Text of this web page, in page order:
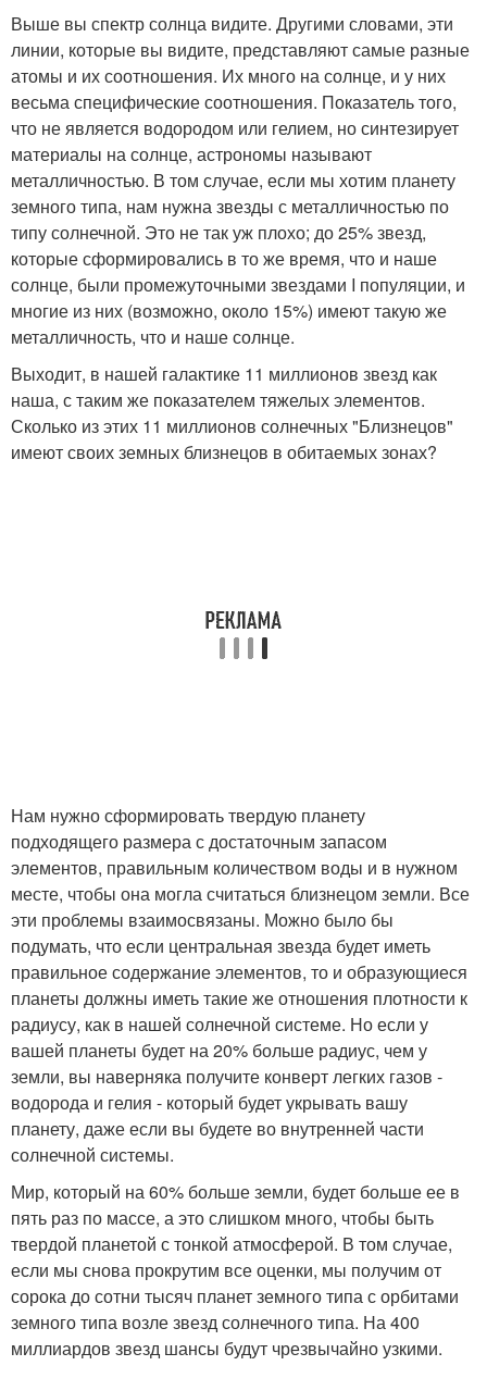
Выше вы спектр солнца видите. Другими словами, эти
линии, которые вы видите, представляют самые разные
атомы и их соотношения. Их много на солнце, и у них
весьма специфические соотношения. Показатель того,
что не является водородом или гелием, но синтезирует
материалы на солнце, астрономы называют
металличностью. В том случае, если мы хотим планету
земного типа, нам нужна звезды с металличностью по
типу солнечной. Это не так уж плохо; до 25% звезд,
которые сформировались в то же время, что и наше
солнце, были промежуточными звездами I популяции, и
многие из них (возможно, около 15%) имеют такую же
металличность, что и наше солнце.
Выходит, в нашей галактике 11 миллионов звезд как
наша, с таким же показателем тяжелых элементов.
Сколько из этих 11 миллионов солнечных "Близнецов"
имеют своих земных близнецов в обитаемых зонах?
Нам нужно сформировать твердую планету
подходящего размера с достаточным запасом
элементов, правильным количеством воды и в нужном
месте, чтобы она могла считаться близнецом земли. Все
эти проблемы взаимосвязаны. Можно было бы
подумать, что если центральная звезда будет иметь
правильное содержание элементов, то и образующиеся
планеты должны иметь такие же отношения плотности к
радиусу, как в нашей солнечной системе. Но если у
вашей планеты будет на 20% больше радиус, чем у
земли, вы наверняка получите конверт легких газов -
водорода и гелия - который будет укрывать вашу
планету, даже если вы будете во внутренней части
солнечной системы.
Мир, который на 60% больше земли, будет больше ее в
пять раз по массе, а это слишком много, чтобы быть
твердой планетой с тонкой атмосферой. В том случае,
если мы снова прокрутим все оценки, мы получим от
сорока до сотни тысяч планет земного типа с орбитами
земного типа возле звезд солнечного типа. На 400
миллиардов звезд шансы будут чрезвычайно узкими.